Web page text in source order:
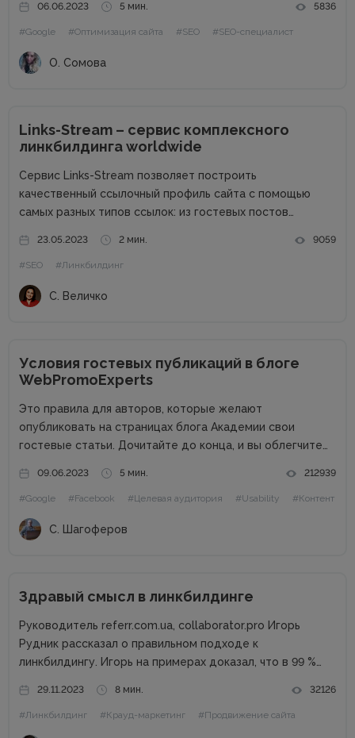
поисковые роботы индексируют отдельные страницы, а
также как решить все вопросы, связанные с
продвижением...
06.06.2023 5 мин. 5836
#Google #Оптимизация сайта #SEO #SEO-специалист
О. Сомова
Links-Stream – сервис комплексного
линкбилдинга worldwide
Сервис Links-Stream позволяет построить
качественный ссылочный профиль сайта с помощью
самых разных типов ссылок: из гостевых постов
более подробно и узнаем его сильные стороны.
Основные преимущества: Гарантия на проставленные
23.05.2023 2 мин. 9059
#SEO #Линкбилдинг
С. Величко
Условия гостевых публикаций в блоге
WebPromoExperts
Это правила для авторов, которые желают
опубликовать на страницах блога Академии свои
гостевые статьи. Дочитайте до конца, и вы облегчите
интернет-маркетинга WebPromoExperts в цифрах: 37
000 уникальных посетителей, 90 000 подписчиков...
09.06.2023 5 мин. 212939
#Google #Facebook #Целевая аудитория #Usability #Контент
С. Шагоферов
Здравый смысл в линкбилдинге
Руководитель referr.com.ua, collaborator.pro Игорь
Рудник рассказал о правильном подходе к
линкбилдингу. Игорь на примерах доказал, что в 99 %
Сайты можно продвигать множеством способов, среди
которых есть и PBN. При этом PBN разделяются...
29.11.2023 8 мин. 32126
#Линкбилдинг #Крауд-маркетинг #Продвижение сайта